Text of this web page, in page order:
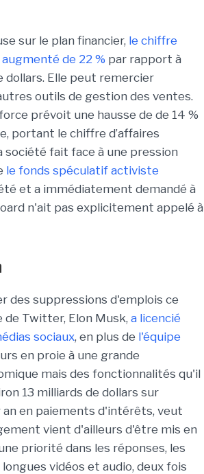
sur le plan financier, le chiffre
de 22 % par rapport à
dollars. Elle peut remercier
outils de gestion des ventes.
prévoit une hausse de de 14 %
portant le chiffre d’affaires
société fait face à une pression
le fonds spéculatif activiste
et a immédiatement demandé à
n'ait pas explicitement appelé à
des suppressions d'emplois ce
de Twitter, Elon Musk, a licencié
sociaux, en plus de l'équipe
en proie à une grande
mais des fonctionnalités qu'il
13 milliards de dollars sur
en paiements d'intérêts, veut
vient d'ailleurs d'être mis en
priorité dans les réponses, les
vidéos et audio, deux fois